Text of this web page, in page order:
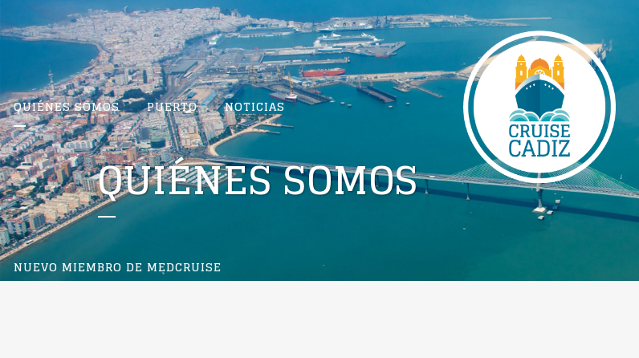
QUIÉNES SOMOS PUERTO NOTICIAS
NUEVO MIEMBRO DE MEDCRUISE
QUIÉNES SOMOS